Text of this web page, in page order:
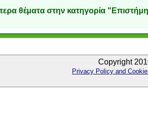
θέματα στην κατηγορία
Copyright
Privacy Policy and